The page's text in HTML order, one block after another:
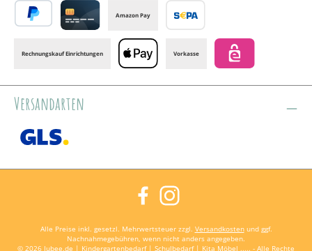
Amazon Pay
Banktransfer
Rechnungskauf Einrichtungen Vorkasse
Versandarten
FacebookInstagram
Alle Preise inkl. gesetzl. Mehrwertsteuer zzgl. Versandkostenund ggf.
Nachnahmegebühren, wenn nicht anders angegeben.
© 2026 Jubee.de | Kindergartenbedarf | Schulbedarf | Kita Möbel ..... - Alle Rechte